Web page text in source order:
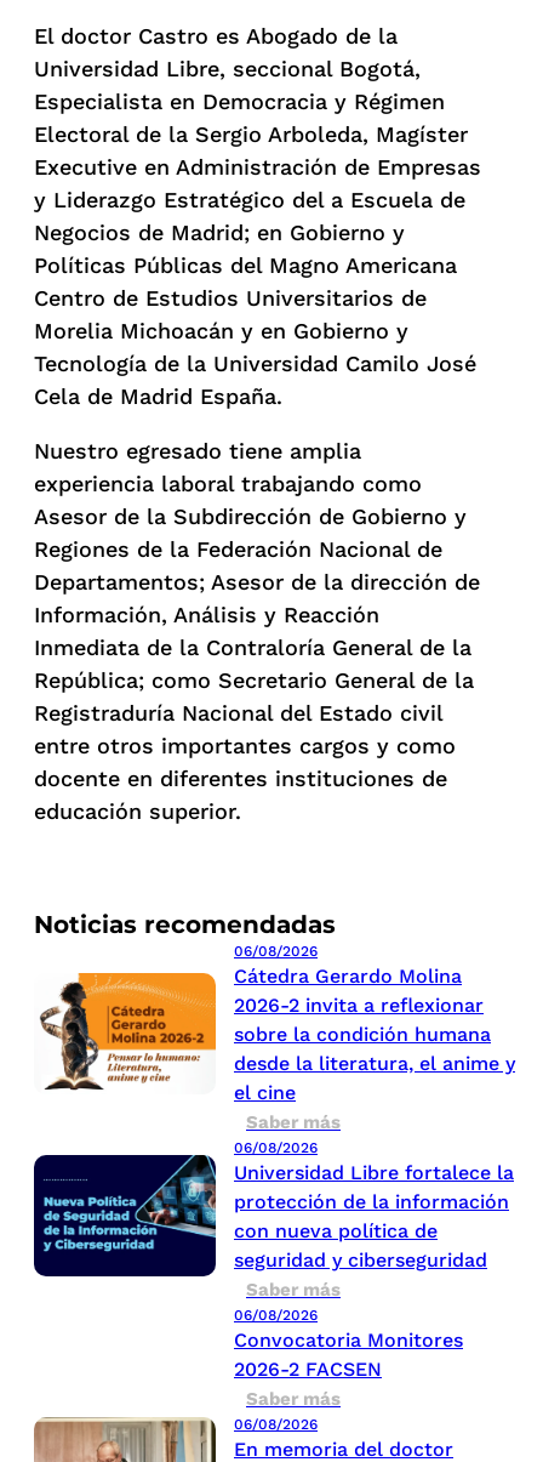
Noticias recomendadas
06/08/2026
Cátedra Gerardo Molina
2026-2 invita a reflexionar
sobre la condición humana
desde la literatura, el anime y
el cine
Saber más
06/08/2026
Universidad Libre fortalece la
protección de la información
con nueva política de
seguridad y ciberseguridad
Saber más
06/08/2026
Convocatoria Monitores
2026-2 FACSEN
Saber más
06/08/2026
En memoria del doctor
El doctor Castro es Abogado de la
Universidad Libre, seccional Bogotá,
Especialista en Democracia y Régimen
Electoral de la Sergio Arboleda, Magíster
Executive en Administración de Empresas
y Liderazgo Estratégico del a Escuela de
Negocios de Madrid; en Gobierno y
Políticas Públicas del Magno Americana
Centro de Estudios Universitarios de
Morelia Michoacán y en Gobierno y
Tecnología de la Universidad Camilo José
Cela de Madrid España.
Nuestro egresado tiene amplia
experiencia laboral trabajando como
Asesor de la Subdirección de Gobierno y
Regiones de la Federación Nacional de
Departamentos; Asesor de la dirección de
Información, Análisis y Reacción
Inmediata de la Contraloría General de la
República; como Secretario General de la
Registraduría Nacional del Estado civil
entre otros importantes cargos y como
docente en diferentes instituciones de
educación superior.